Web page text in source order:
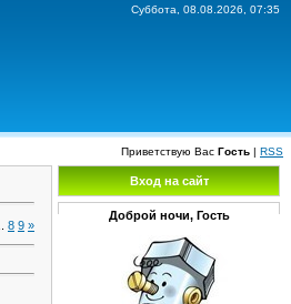
Суббота, 08.08.2026, 07:35
Приветствую Вас Гость | RSS
8 9 »
Вход на сайт
Доброй ночи, Гость